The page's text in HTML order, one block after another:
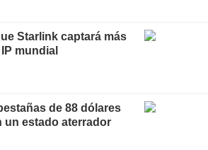
Starlink captará más
mundial
de 88 dólares
un estado aterrador